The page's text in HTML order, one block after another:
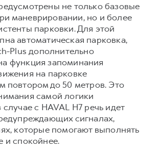
H5
от 4 049 000 ₽
наличии
HAVAL
листы
Защита+»
ОБСЛУЖИВАНИЕ
О ДИЛЕРЕ
не только базовые
маневрировании, но и более
парковки. Для этой
автоматическая парковка,
Plus дополнительно
функция запоминания
на парковке
повтором до 50 метров. Это
самой логики
с HAVAL H7 речь идет
сигналах,
которые помогают выполнять
и спокойнее.